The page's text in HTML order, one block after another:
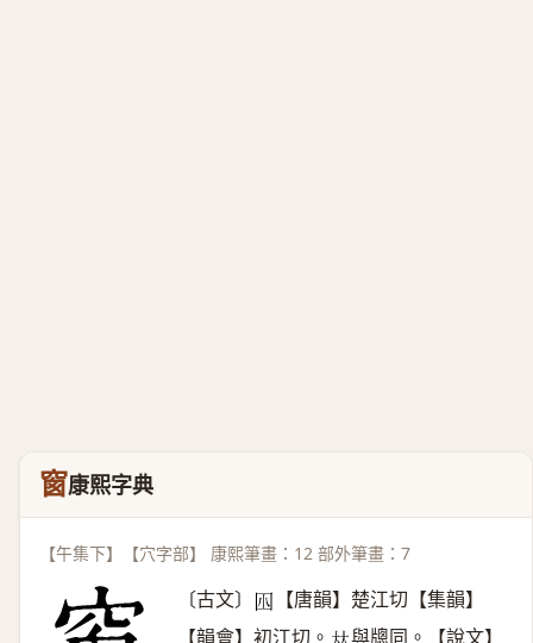
窗康熙字典
【午集下】【穴字部】 康熙筆畫：12 部外筆畫：7
〔古文〕 𡆧
【唐韻】楚江切【集韻】
【韻會】初江切。
與牕同。【說文】